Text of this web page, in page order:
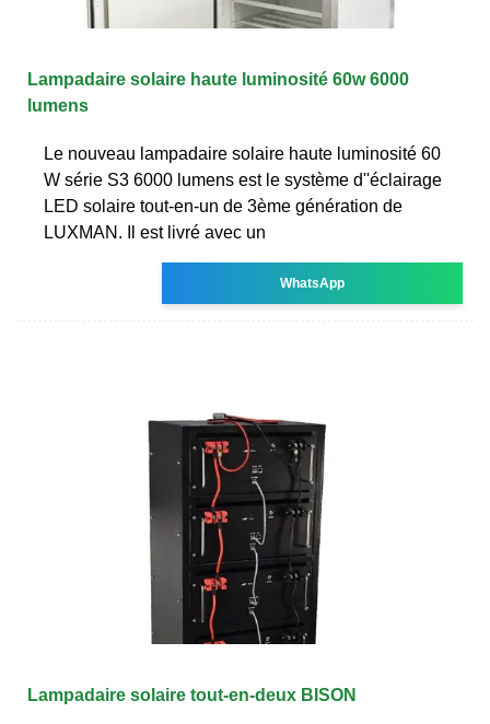
Lampadaire solaire haute luminosité 60w 6000
lumens
Le nouveau lampadaire solaire haute luminosité 60
W série S3 6000 lumens est le système d''éclairage
LED solaire tout-en-un de 3ème génération de
LUXMAN. Il est livré avec un
WhatsApp
Lampadaire solaire tout-en-deux BISON